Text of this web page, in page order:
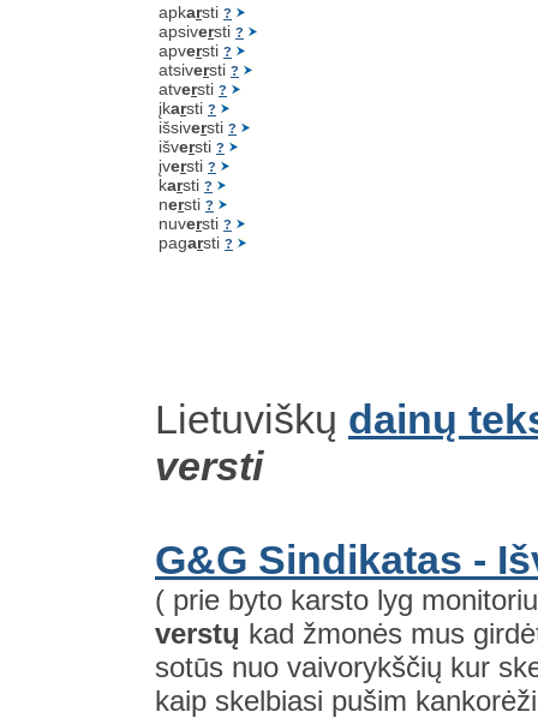
apkarsti ?
apsiversti ?
apversti ?
atsiversti ?
atversti ?
įkarsti ?
išsiversti ?
išversti ?
įversti ?
karsti ?
nersti ?
nuversti ?
pagarsti ?
Lietuviškų dainų
versti
G&G Sindikatas -
( prie byto karsto lyg
verstų kad žmonės mus
sotūs nuo vaivorykščių kur
kaip skelbiasi pušim